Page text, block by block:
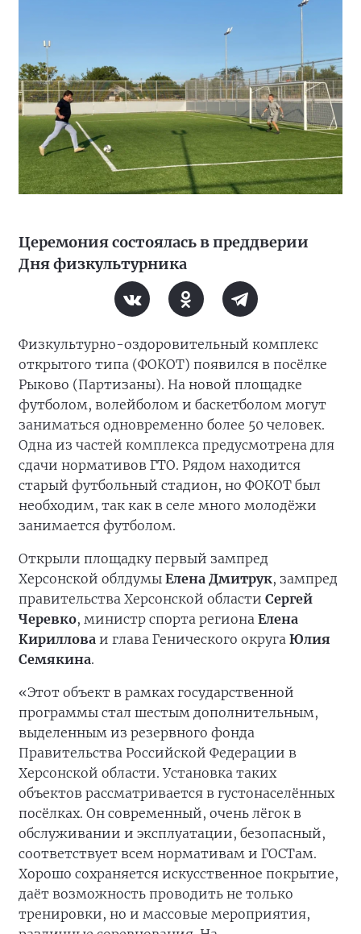
Церемония состоялась в преддверии
Дня физкультурника
Физкультурно-оздоровительный комплекс
открытого типа (ФОКОТ) появился в посёлке
Рыково (Партизаны). На новой площадке
футболом, волейболом и баскетболом могут
заниматься одновременно более 50 человек.
Одна из частей комплекса предусмотрена для
сдачи нормативов ГТО. Рядом находится
старый футбольный стадион, но ФОКОТ был
необходим, так как в селе много молодёжи
занимается футболом.
Открыли площадку первый зампред
Херсонской облдумы Елена Дмитрук, зампред
правительства Херсонской области Сергей
Черевко, министр спорта региона Елена
Кириллова и глава Генического округа Юлия
Семякина.
«Этот объект в рамках государственной
программы стал шестым дополнительным,
выделенным из резервного фонда
Правительства Российской Федерации в
Херсонской области. Установка таких
объектов рассматривается в густонаселённых
посёлках. Он современный, очень лёгок в
обслуживании и эксплуатации, безопасный,
соответствует всем нормативам и ГОСТам.
Хорошо сохраняется искусственное покрытие,
даёт возможность проводить не только
тренировки, но и массовые мероприятия,